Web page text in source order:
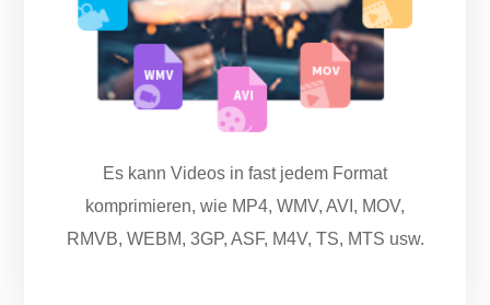
Es kann Videos in fast jedem Format
komprimieren, wie MP4, WMV, AVI, MOV,
RMVB, WEBM, 3GP, ASF, M4V, TS, MTS usw.